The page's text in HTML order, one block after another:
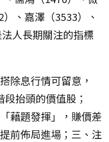
、嘉澤（3533）、
人長期關注的指標
除息行情可留意，
抬頭的價值股；
藉題發揮」，賺價差
前佈局進場；三、注